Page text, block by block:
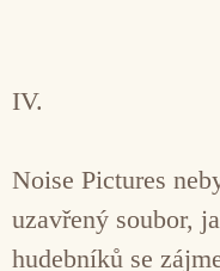
IV.
Noise Pictures
uzavřený soubor,
hudebníků se